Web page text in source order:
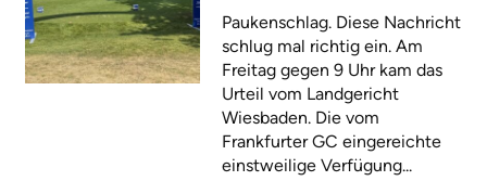
Paukenschlag. Diese Nachricht
schlug mal richtig ein. Am
Freitag gegen 9 Uhr kam das
Urteil vom Landgericht
Wiesbaden. Die vom
Frankfurter GC eingereichte
einstweilige Verfügung...